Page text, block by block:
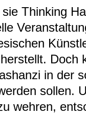
Thinking
Doch
in der
sollen.
wehren,